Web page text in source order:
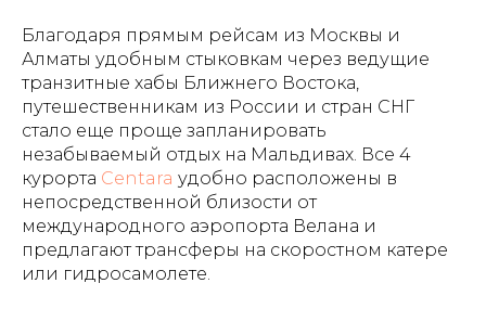
Благодаря прямым рейсам из Москвы и
Алматы удобным стыковкам через ведущие
транзитные хабы Ближнего Востока,
путешественникам из России и стран СНГ
стало еще проще запланировать
незабываемый отдых на Мальдивах. Все 4
курорта Centara удобно расположены в
непосредственной близости от
международного аэропорта Велана и
предлагают трансферы на скоростном катере
или гидросамолете.